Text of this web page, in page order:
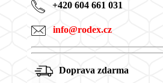
+420 604 661 031
info@rodex.cz
Doprava zdarma